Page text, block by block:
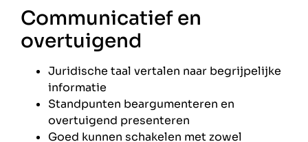
Communicatief en
overtuigend
Juridische taal vertalen naar begrijpelijke
informatie
Standpunten beargumenteren en
overtuigend presenteren
Goed kunnen schakelen met zowel